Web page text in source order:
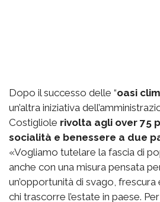
Dopo il successo delle “oasi
un’altra iniziativa
Costigliole rivolta agli over 75
socialità e benessere a due
«Vogliamo tutelare la fascia di
anche con una misura pensata
un’opportunità di svago,
chi trascorre l’estate in paese.